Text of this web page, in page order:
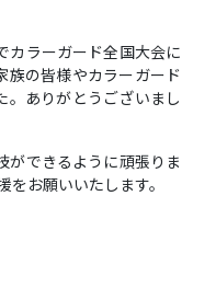
カラーガード全国大会に
族の皆様やカラーガード
。ありがとうございまし
ができるように頑張りま
をお願いいたします。